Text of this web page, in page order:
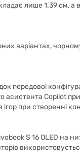
лише 1.39 см,
варіантах,
передової
Copilot
при створенні
S 16 OLED на